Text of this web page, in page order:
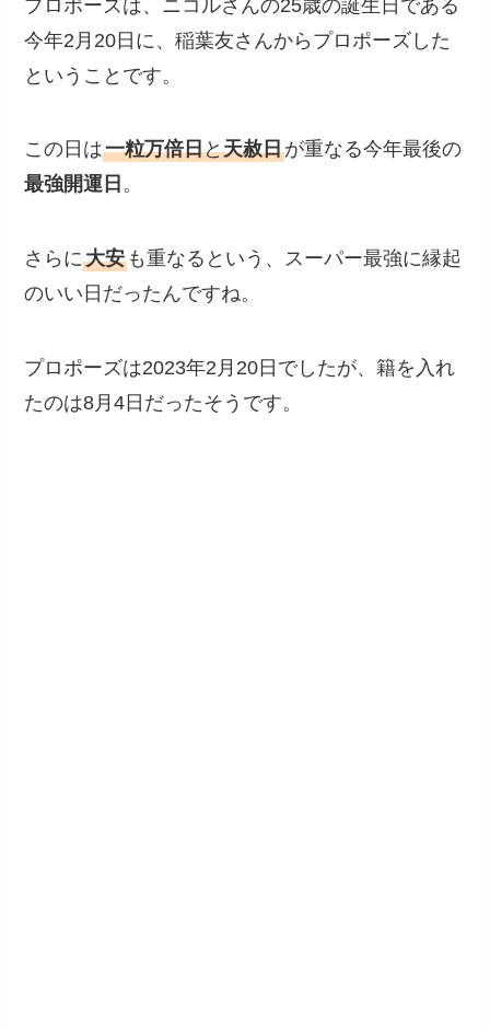
プロポーズは、ニコルさんの25歳の誕生日である
今年2月20日に、稲葉友さんからプロポーズした
ということです。
この日は一粒万倍日と天赦日が重なる今年最後の
最強開運日 。
さらに大安 も重なるという、スーパー最強に縁起
のいい日だったんですね。
プロポーズは2023年2月20日でしたが、籍を入れ
たのは8月4日だったそうです。